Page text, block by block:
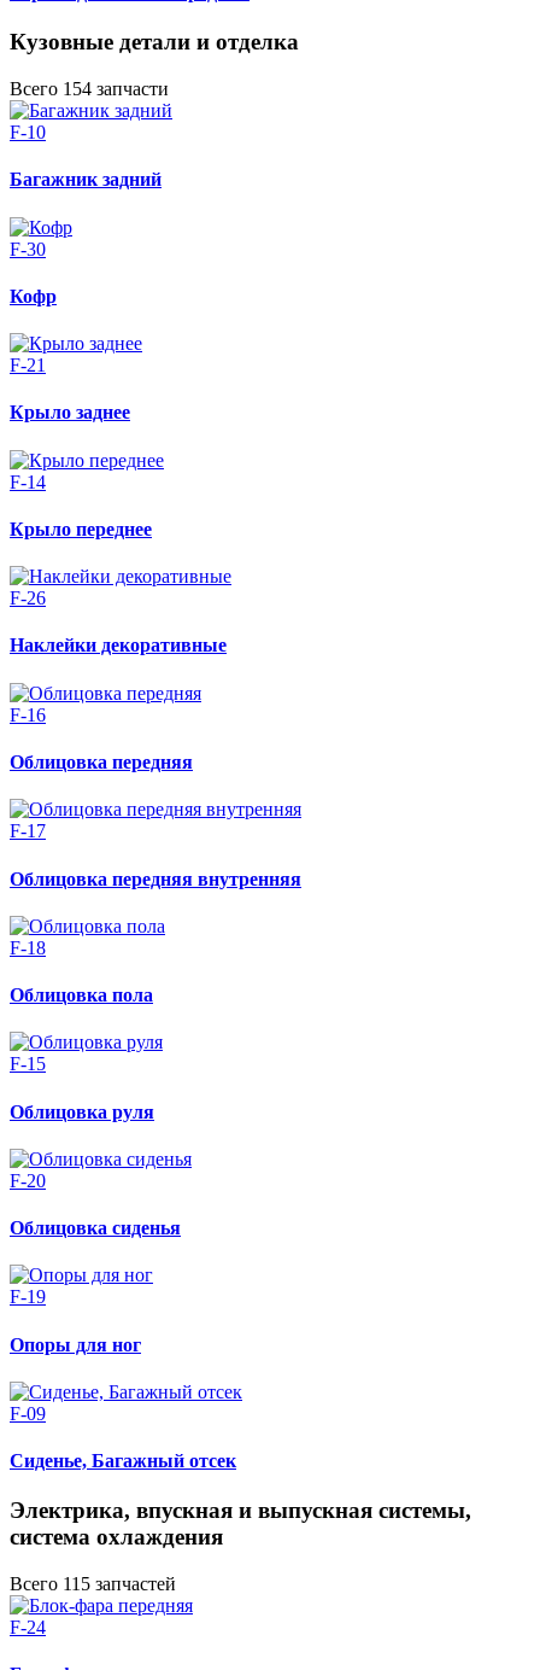
Кузовные детали и отделка
Всего 154 запчасти
F-10
Багажник задний
F-30
Кофр
F-21
Крыло заднее
F-14
Крыло переднее
F-26
Наклейки декоративные
F-16
Облицовка передняя
F-17
Облицовка передняя внутренняя
F-18
Облицовка пола
F-15
Облицовка руля
F-20
Облицовка сиденья
F-19
Опоры для ног
F-09
Сиденье, Багажный отсек
Электрика, впускная и выпускная системы,
система охлаждения
Всего 115 запчастей
F-24